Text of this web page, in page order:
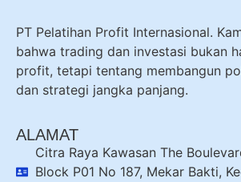
PT Pelatihan Profit Internasional.
bahwa trading dan investasi bukan
profit, tetapi tentang membangun
dan strategi jangka panjang.
ALAMAT
Citra Raya Kawasan The
Block P01 No 187, Mekar Bakti,